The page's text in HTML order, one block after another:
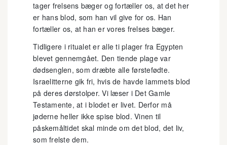
tager frelsens bæger og fortæller os, at det her
er hans blod, som han vil give for os. Han
fortæller os, at han er vores frelses bæger.
Tidligere i ritualet er alle ti plager fra Egypten
blevet gennemgået. Den tiende plage var
dødsenglen, som dræbte alle førstefødte.
Israelitterne gik fri, hvis de havde lammets blod
på deres dørstolper. Vi læser i Det Gamle
Testamente, at i blodet er livet. Derfor må
jøderne heller ikke spise blod. Vinen til
påskemåltidet skal minde om det blod, det liv,
som frelste dem.